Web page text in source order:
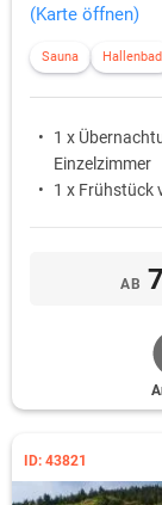
(Karte öffnen)
Sauna Hallenbad
1 x
Einzelzimmer
1 x Frühstück
AB
ID: 43821